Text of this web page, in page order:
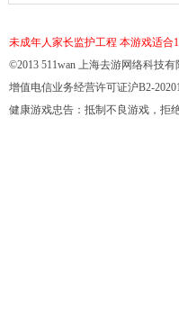
未成年人家长监护工程 本游戏适合
©2013 511wan 上海去游网络科技
增值电信业务经营许可证沪B2-
健康游戏忠告：抵制不良游戏，拒